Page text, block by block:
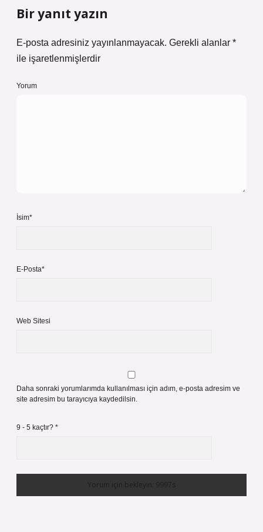
Bir yanıt yazın
E-posta adresiniz yayınlanmayacak. Gerekli alanlar *
ile işaretlenmişlerdir
Yorum
İsim*
E-Posta*
Web Sitesi
Daha sonraki yorumlarımda kullanılması için adım, e-posta adresim ve
site adresim bu tarayıcıya kaydedilsin.
9 - 5 kaçtır? *